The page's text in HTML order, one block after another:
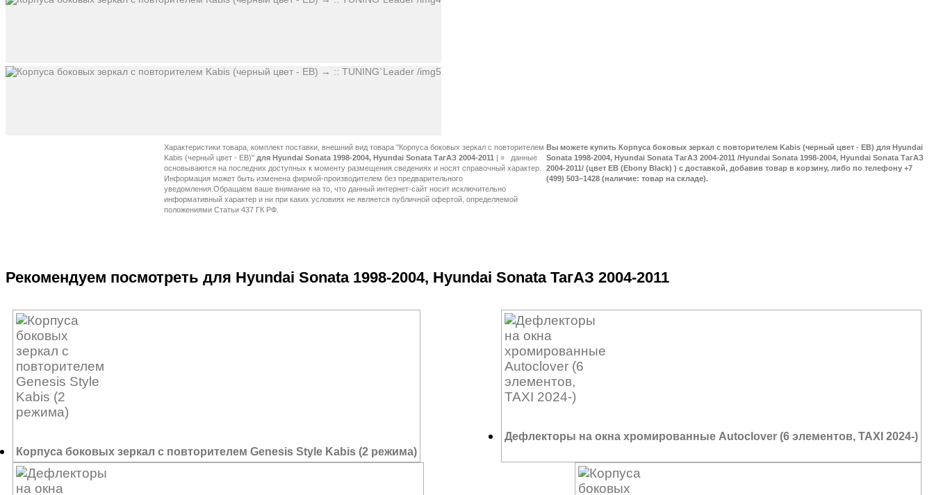
Вы можете купить Корпуса боковых зеркал с повторителем Kabis (черный цвет - EB) для Hyundai
Sonata 1998-2004, Hyundai Sonata ТагАЗ 2004-2011 /Hyundai Sonata 1998-2004, Hyundai Sonata ТагАЗ
2004-2011/ (цвет EB (Ebony Black) ) с доставкой, добавив товар в корзину, либо по телефону +7
(499) 503–1428 (наличие: товар на складе).
Характеристики товара, комплект поставки, внешний вид товара "Корпуса боковых зеркал с повторителем
Kabis (черный цвет - EB)" для Hyundai Sonata 1998-2004, Hyundai Sonata ТагАЗ 2004-2011 | »
Рекомендуем посмотреть для Hyundai Sonata 1998-2004, Hyundai Sonata ТагАЗ 2004-2011
Корпуса боковых зеркал с повторителем Genesis Style Kabis (2 режима)
Дефлекторы на окна хромированные Autoclover (6 элементов, TAXI 2024-)